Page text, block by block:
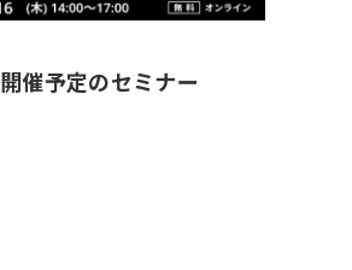
開催予定のセミナー